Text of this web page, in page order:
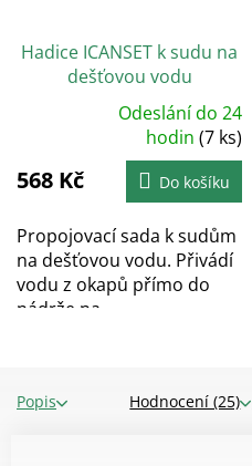
Hadice ICANSET k sudu na
dešťovou vodu
5,0
z
Odeslání do 24
hodin(7 ks)
568 Kč Do košíku
Propojovací sada k sudům
na dešťovou vodu. Přivádí
vodu z okapů přímo do
nádrže na...
Popis Hodnocení (25)